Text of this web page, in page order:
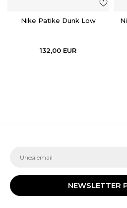
Nike Patike Dunk Low
132,00 EUR
NEWSLETTER